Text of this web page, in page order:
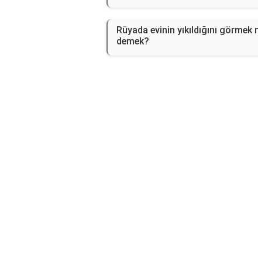
Rüyada evinin yıkıldığını görmek
demek?